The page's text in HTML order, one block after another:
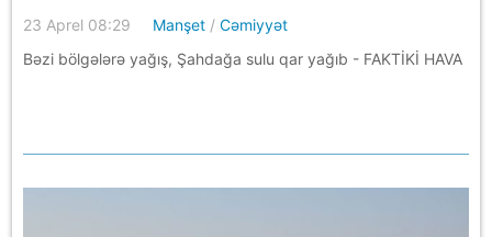
23 Aprel 08:29 Manşet /Cəmiyyət
Bəzi bölgələrə yağış, Şahdağa sulu qar yağıb - FAKTİKİ HAVA